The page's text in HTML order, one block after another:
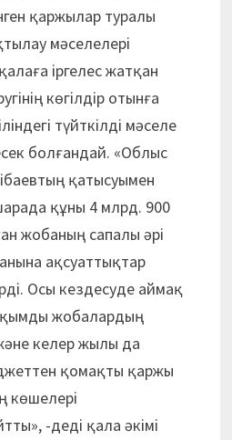
қаржылар туралы
мәселелері
іргелес жатқан
көгілдір отынға
түйткілді мәселе
болғандай. «Облыс
қатысуымен
құны 4 млрд. 900
жобаның сапалы әрі
ақсуаттықтар
Осы кездесуде аймақ
жобалардың
келер жылы да
қомақты қаржы
көшелері
-деді қала әкімі